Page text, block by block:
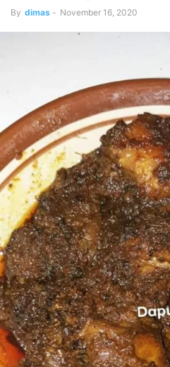
By dimas - November 16, 2020